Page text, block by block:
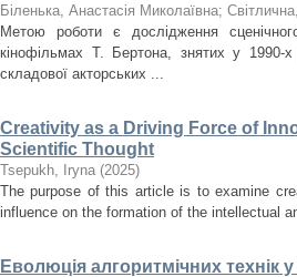
Біленька, Анастасія Миколаївна;
Метою роботи є дослідження
кінофільмах Т. Бертона, знятих у 1990-
складової акторських ...
Creativity as a Driving Force of
Scientific Thought
Tsepukh, Iryna (2025)
The purpose of this article is to examine
influence on the formation of the intellectual
Еволюція алгоритмічних технік